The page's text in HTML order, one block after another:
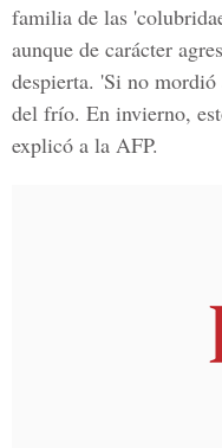
familia de las
aunque de carácter
despierta. 'Si no mordió
del frío. En invierno,
explicó a la AFP.